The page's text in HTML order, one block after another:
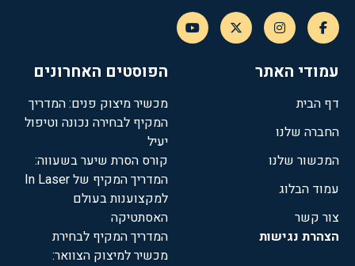
יתרונות ייחודיים של המכשור:
מתאים לכל סוגי העור:
מותאם במיוחד לשימוש מגוון
ובטוח לכל לקוחה.
תוצאות תוך 3 דקות בלבד:
שיזוף אחיד בגוון זהוב ובריא
מנורות רפואיות:
תורמות גם לשיפור עור הפנים והגוף, עם
השפעה מיטיבה על אקנה, פסוריאזיס וסבוריאה.
הצטרפו למובילי התחום והעניקו ללקוחותיכם את חווית השיזוף
החדשנית, האפקטיבית והמפנקת ביותר שקיימת כיום.
עמודי האתר
דף הבית
החברה שלנו
המכשור שלנו
עמוד הבלוג
צור קשר
הצהרת נגישות
הפוסטים האחרונים
מכשיר מיצוק פנים: המדריך
המקיף לבחירה נכונה וטיפול
יעיל
קורס הסרת שיער בשעווה:
המדריך המקיף של In Laser
למקצוענות בעולם
האסתטיקה
המדריך המקיף לבחירת
מכשיר למיצוק הצוואר: